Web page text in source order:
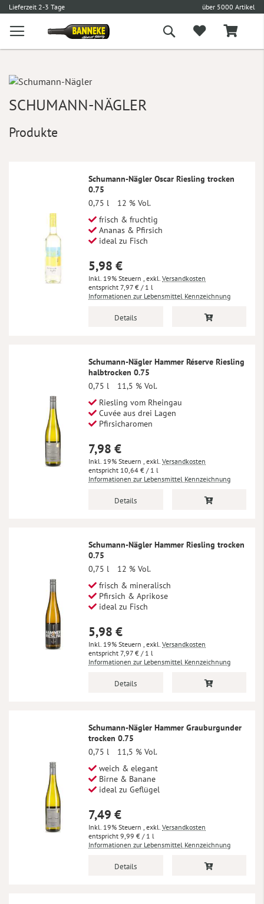
Lieferzeit 2-3 Tage über 5000 Artikel
Suche
SCHUMANN-NÄGLER
Produkte
Schumann-Nägler Oscar Riesling trocken
0.75
0,75 l
12 % Vol.
frisch & fruchtig
Ananas & Pfirsich
ideal zu Fisch
5,98 €
Inkl. 19% Steuern exkl. Versandkosten
7,97 € / 1 l
Informationen zur Lebensmittel Kennzeichnung
Details
Schumann-Nägler Hammer Réserve Riesling
halbtrocken 0.75
0,75 l
11,5 % Vol.
Riesling vom Rheingau
Cuvée aus drei Lagen
Pfirsicharomen
7,98 €
Inkl. 19% Steuern exkl. Versandkosten
10,64 € / 1 l
Informationen zur Lebensmittel Kennzeichnung
Details
Schumann-Nägler Hammer Riesling trocken
0.75
0,75 l
12 % Vol.
frisch & mineralisch
Pfirsich & Aprikose
ideal zu Fisch
5,98 €
Inkl. 19% Steuern exkl. Versandkosten
7,97 € / 1 l
Informationen zur Lebensmittel Kennzeichnung
Details
Schumann-Nägler Hammer Grauburgunder
trocken 0.75
0,75 l
11,5 % Vol.
weich & elegant
Birne & Banane
ideal zu Geflügel
7,49 €
Inkl. 19% Steuern exkl. Versandkosten
9,99 € / 1 l
Informationen zur Lebensmittel Kennzeichnung
Details